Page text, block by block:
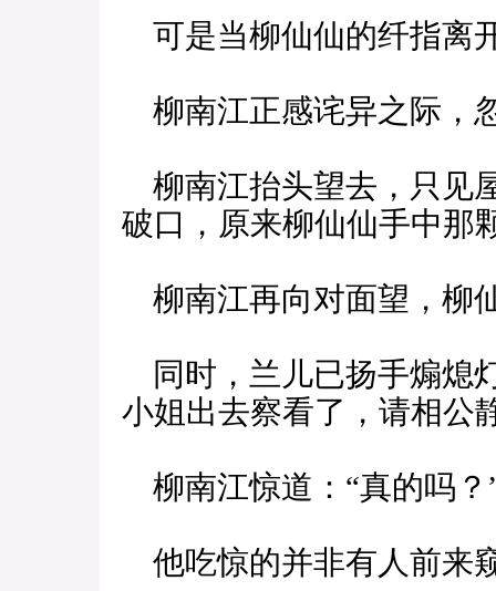
可是当柳仙仙的纤指离
柳南江正感诧异之际，
柳南江抬头望去，只见
破口，原来柳仙仙手中那
柳南江再向对面望，柳
同时，兰儿已扬手煽熄
小姐出去察看了，请相公
柳南江惊道：“真的吗？
他吃惊的并非有人前来